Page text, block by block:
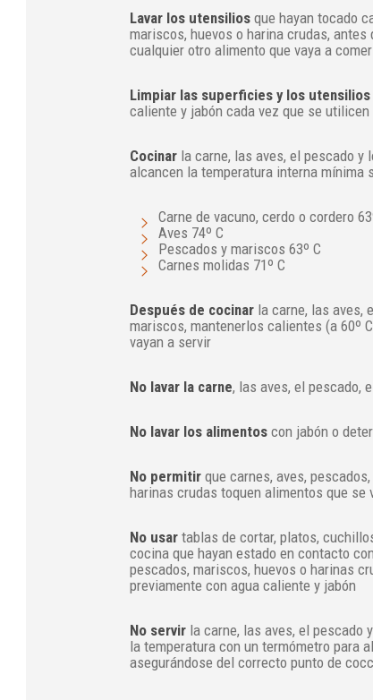
Lavar los utensiliosque hayan tocado
mariscos, huevos o harina crudas, antes
cualquier otro alimento que vaya a
Limpiar las superficies y los utensilios
caliente y jabón cada vez que se utilicen
Cocinarla carne, las aves, el pescado y
alcancen la temperatura interna mínima
Carne de vacuno, cerdo o cordero
Aves 74º C
Pescados y mariscos 63º C
Carnes molidas 71º C
Después de cocinarla carne, las aves,
mariscos, mantenerlos calientes (a 60º
vayan a servir
No lavar la carne, las aves, el pescado,
No lavar los alimentoscon jabón o
No permitirque carnes, aves,
harinas crudas toquen alimentos que se
No usartablas de cortar, platos,
cocina que hayan estado en contacto
pescados, mariscos, huevos o harinas
previamente con agua caliente y jabón
No servirla carne, las aves, el pescado
la temperatura con un termómetro para
asegurándose del correcto punto de